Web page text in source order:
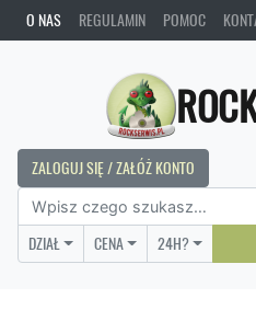
O NAS REGULAMIN POMOC
ZALOGUJ SIĘ / ZAŁÓŻ KONTO
DZIAŁ CENA 24H?